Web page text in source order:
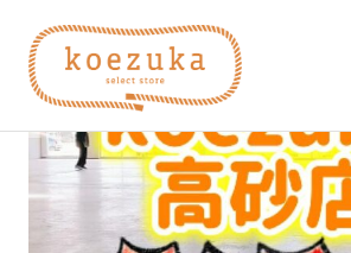
ツ
づ
か）
つ
る